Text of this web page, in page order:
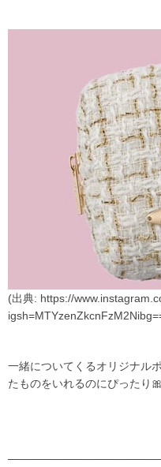
(出典: https://
一緒についてくるオリジナル
たものをいれるのにぴったり🎀